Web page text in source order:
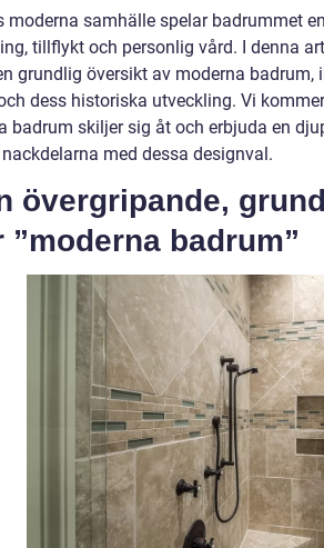
moderna samhälle spelar badrummet
tillflykt och personlig vård. I denna
grundlig översikt av moderna badrum,
dess historiska utveckling. Vi
badrum skiljer sig åt och erbjuda en
med dessa designval.
övergripande,
”moderna badrum”